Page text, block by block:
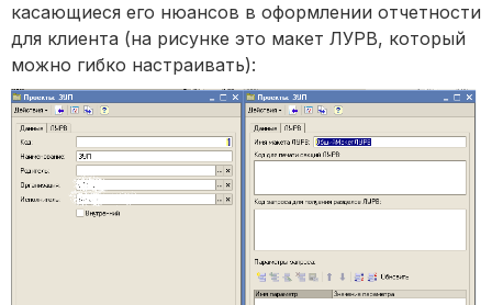
касающиеся его нюансов в оформлении отчетности
для клиента (на рисунке это макет ЛУРВ, который
можно гибко настраивать):